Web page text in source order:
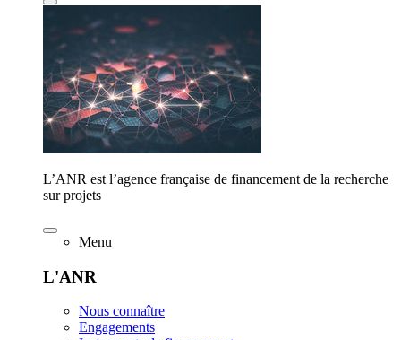
L’ANR est l’agence française de financement de la recherche
sur projets
Menu
L'ANR
Nous connaître
Engagements